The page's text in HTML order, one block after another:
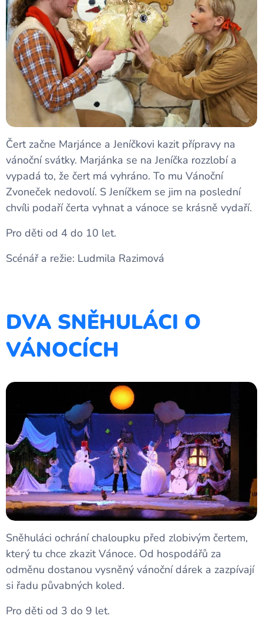
Čert začne Marjánce a Jeníčkovi kazit přípravy na
vánoční svátky. Marjánka se na Jeníčka rozzlobí a
vypadá to, že čert má vyhráno. To mu Vánoční
Zvoneček nedovolí. S Jeníčkem se jim na poslední
chvíli podaří čerta vyhnat a vánoce se krásně vydaří.
Pro děti od 4 do 10 let.
Scénář a režie: Ludmila Razimová
DVA SNĚHULÁCI O
VÁNOCÍCH
Sněhuláci ochrání chaloupku před zlobivým čertem,
který tu chce zkazit Vánoce. Od hospodářů za
odměnu dostanou vysněný vánoční dárek a zazpívají
si řadu půvabných koled.
Pro děti od 3 do 9 let.